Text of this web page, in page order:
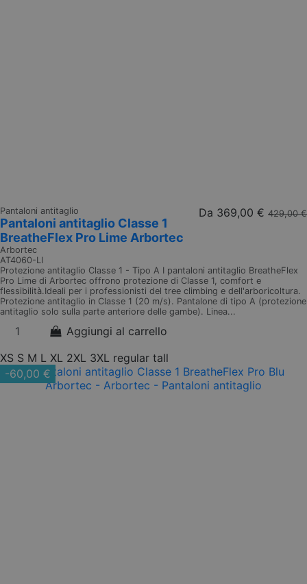
Pantaloni antitaglio
Pantaloni antitaglio Classe 1
BreatheFlex Pro Lime Arbortec
Arbortec
AT4060-LI
Da 369,00 € 429,00 €
Protezione antitaglio Classe 1 - Tipo A I pantaloni antitaglio BreatheFlex
Pro Lime di Arbortec offrono protezione di Classe 1, comfort e
flessibilità.Ideali per i professionisti del tree climbing e dell'arboricoltura.
Protezione antitaglio in Classe 1 (20 m/s). Pantalone di tipo A (protezione
antitaglio solo sulla parte anteriore delle gambe). Linea...
Aggiungi al carrello
XS S M L XL 2XL 3XL regular tall
-60,00 €